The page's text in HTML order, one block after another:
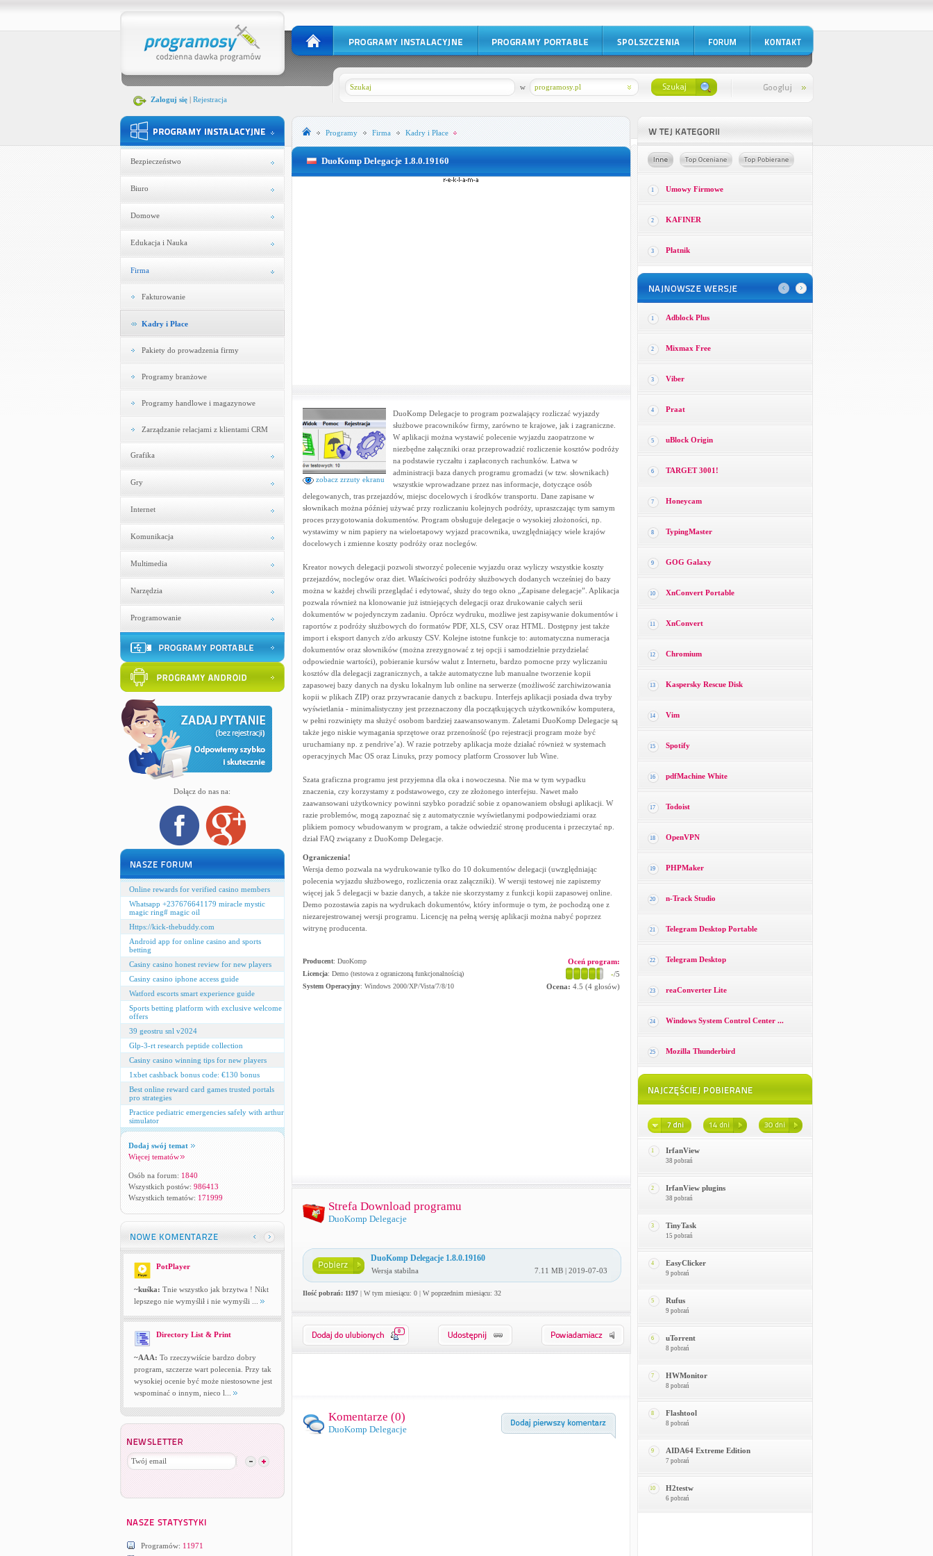
Zaloguj się| Rejestracja
programosy.pl
w
Bezpieczeństwo
Biuro
Domowe
Edukacja i Nauka
Firma
Fakturowanie
Kadry i Płace
Pakiety do prowadzenia firmy
Programy branżowe
Programy handlowe i magazynowe
Zarządzanie relacjami z klientami CRM
Grafika
Gry
Internet
Komunikacja
Multimedia
Narzędzia
Programowanie
Dołącz do nas na:
Online rewards for verified casino members
Whatsapp +237676641179 miracle mystic
magic ring# magic oil
Https://kick-thebuddy.com
Android app for online casino and sports
betting
Casiny casino honest review for new players
Casiny casino iphone access guide
Watford escorts smart experience guide
Sports betting platform with exclusive welcome
offers
39 geostru snl v2024
Glp-3-rt research peptide collection
Casiny casino winning tips for new players
1xbet cashback bonus code: €130 bonus
Best online reward card games trusted portals
pro strategies
Practice pediatric emergencies safely with arthur
simulator
Dodaj swój temat
Więcej tematów
Osób na forum: 1840
Wszystkich postów: 986413
Wszystkich tematów: 171999
PotPlayer
~kuśka: Tnie wszystko jak brzytwa ! Nikt
lepszego nie wymyślił i nie wymyśli ...
Directory List & Print
~AAA: To rzeczywiście bardzo dobry
program, szczerze wart polecenia. Przy tak
wysokiej ocenie być może niestosowne jest
wspominać o innym, nieco l...
Programów: 11971
Programy Firma Kadry i Płace
DuoKomp Delegacje 1.8.0.19160
zobacz zrzuty ekranu
DuoKomp Delegacje to program pozwalający rozliczać wyjazdy
służbowe pracowników firmy, zarówno te krajowe, jak i zagraniczne.
W aplikacji można wystawić polecenie wyjazdu zaopatrzone w
niezbędne załączniki oraz przeprowadzić rozliczenie kosztów podróży
na podstawie ryczałtu i zapłaconych rachunków. Łatwa w
administracji baza danych programu gromadzi (w tzw. słownikach)
wszystkie wprowadzane przez nas informacje, dotyczące osób
delegowanych, tras przejazdów, miejsc docelowych i środków transportu. Dane zapisane w
słownikach można później używać przy rozliczaniu kolejnych podróży, upraszczając tym samym
proces przygotowania dokumentów. Program obsługuje delegacje o wysokiej złożoności, np.
wystawimy w nim papiery na wieloetapowy wyjazd pracownika, uwzględniający wiele krajów
docelowych i zmienne koszty podróży oraz noclegów.
Kreator nowych delegacji pozwoli stworzyć polecenie wyjazdu oraz wyliczy wszystkie koszty
przejazdów, noclegów oraz diet. Właściwości podróży służbowych dodanych wcześniej do bazy
można w każdej chwili przeglądać i edytować, służy do tego okno „Zapisane delegacje”. Aplikacja
pozwala również na klonowanie już istniejących delegacji oraz drukowanie całych serii
dokumentów w pojedynczym zadaniu. Oprócz wydruku, możliwe jest zapisywanie dokumentów i
raportów z podróży służbowych do formatów PDF, XLS, CSV oraz HTML. Dostępny jest także
import i eksport danych z/do arkuszy CSV. Kolejne istotne funkcje to: automatyczna numeracja
dokumentów oraz słowników (można zrezygnować z tej opcji i samodzielnie przydzielać
odpowiednie wartości), pobieranie kursów walut z Internetu, bardzo pomocne przy wyliczaniu
kosztów dla delegacji zagranicznych, a także automatyczne lub manualne tworzenie kopii
zapasowej bazy danych na dysku lokalnym lub online na serwerze (możliwość zarchiwizowania
kopii w plikach ZIP) oraz przywracanie danych z backupu. Interfejs aplikacji posiada dwa tryby
wyświetlania - minimalistyczny jest przeznaczony dla początkujących użytkowników komputera,
w pełni rozwinięty ma służyć osobom bardziej zaawansowanym. Zaletami DuoKomp Delegacje są
także jego niskie wymagania sprzętowe oraz przenośność (po rejestracji program może być
uruchamiany np. z pendrive’a). W razie potrzeby aplikacja może działać również w systemach
operacyjnych Mac OS oraz Linuks, przy pomocy platform Crossover lub Wine.
Szata graficzna programu jest przyjemna dla oka i nowoczesna. Nie ma w tym wypadku
znaczenia, czy korzystamy z podstawowego, czy ze złożonego interfejsu. Nawet mało
zaawansowani użytkownicy powinni szybko poradzić sobie z opanowaniem obsługi aplikacji. W
razie problemów, mogą zapoznać się z automatycznie wyświetlanymi podpowiedziami oraz
plikiem pomocy wbudowanym w program, a także odwiedzić stronę producenta i przeczytać np.
dział FAQ związany z DuoKomp Delegacje.
Ograniczenia!
Wersja demo pozwala na wydrukowanie tylko do 10 dokumentów delegacji (uwzględniając
polecenia wyjazdu służbowego, rozliczenia oraz załączniki). W wersji testowej nie zapiszemy
więcej jak 5 delegacji w bazie danych, a także nie skorzystamy z funkcji kopii zapasowej online.
Demo pozostawia zapis na wydrukach dokumentów, który informuje o tym, że pochodzą one z
niezarejestrowanej wersji programu. Licencję na pełną wersję aplikacji można nabyć poprzez
witrynę producenta.
Producent: DuoKomp
Licencja: Demo (testowa z ograniczoną funkcjonalnością)
System Operacyjny: Windows 2000/XP/Vista/7/8/10
Oceń program:
-/5
Ocena: 4.5 (4głosów)
Strefa Download programu
DuoKomp Delegacje
DuoKomp Delegacje 1.8.0.19160
Wersja stabilna 7.11 MB | 2019-07-03
Ilość pobrań: 1197| W tym miesiącu: 0 | W poprzednim miesiącu: 32
0
Komentarze (0)
DuoKomp Delegacje
1 Umowy Firmowe
2 KAFINER
3 Płatnik
1 Adblock Plus
2 Mixmax Free
3 Viber
4 Praat
5 uBlock Origin
6 TARGET 3001!
7 Honeycam
8 TypingMaster
9 GOG Galaxy
10 XnConvert Portable
11 XnConvert
12 Chromium
13 Kaspersky Rescue Disk
14 Vim
15 Spotify
16 pdfMachine White
17 Todoist
18 OpenVPN
19 PHPMaker
20 n-Track Studio
21 Telegram Desktop Portable
22 Telegram Desktop
23 reaConverter Lite
24 Windows System Control Center ...
25 Mozilla Thunderbird
1 IrfanView
38 pobrań
2 IrfanView plugins
38 pobrań
3 TinyTask
15 pobrań
4 EasyClicker
9 pobrań
5 Rufus
9 pobrań
6 uTorrent
8 pobrań
7 HWMonitor
8 pobrań
8 Flashtool
8 pobrań
9 AIDA64 Extreme Edition
7 pobrań
10 H2testw
6 pobrań